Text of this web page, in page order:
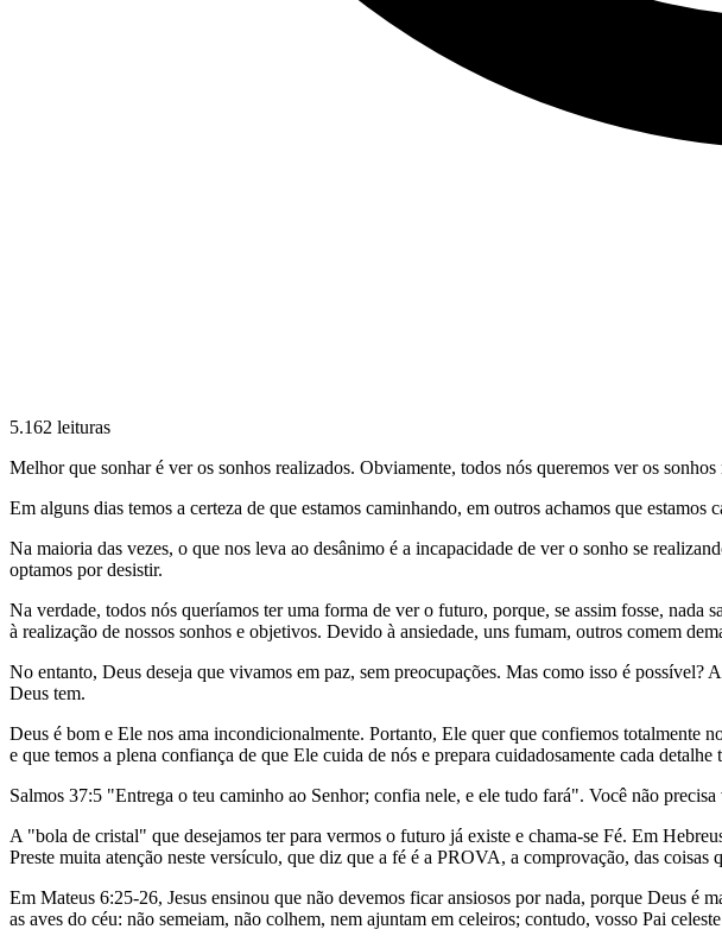
5.162 leituras
Melhor que sonhar é ver os sonhos realizados. Obviamente, todos nós queremos ver os
Em alguns dias temos a certeza de que estamos caminhando, em outros achamos que
Na maioria das vezes, o que nos leva ao desânimo é a incapacidade de ver o sonho se
optamos por desistir.
Na verdade, todos nós queríamos ter uma forma de ver o futuro, porque, se assim fosse,
à realização de nossos sonhos e objetivos. Devido à ansiedade, uns fumam, outros comem
No entanto, Deus deseja que vivamos em paz, sem preocupações. Mas como isso é possível?
Deus tem.
Deus é bom e Ele nos ama incondicionalmente. Portanto, Ele quer que confiemos totalmente
e que temos a plena confiança de que Ele cuida de nós e prepara cuidadosamente cada detalhe
Salmos 37:5 "Entrega o teu caminho ao Senhor; confia nele, e ele tudo fará". Você não
A "bola de cristal" que desejamos ter para vermos o futuro já existe e chama-se Fé. Em
Preste muita atenção neste versículo, que diz que a fé é a PROVA, a comprovação, das coisas
Em Mateus 6:25-26, Jesus ensinou que não devemos ficar ansiosos por nada, porque Deus é
as aves do céu: não semeiam, não colhem, nem ajuntam em celeiros; contudo, vosso Pai